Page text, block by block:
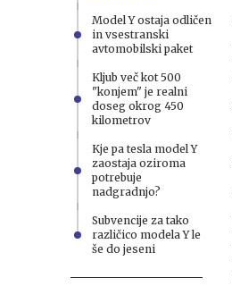
Model Y ostaja odličen
in vsestranski
avtomobilski paket
Kljub več kot 500
"konjem" je realni
doseg okrog 450
kilometrov
Kje pa tesla model Y
zaostaja oziroma
potrebuje
nadgradnjo?
Subvencije za tako
različico modela Y le
še do jeseni